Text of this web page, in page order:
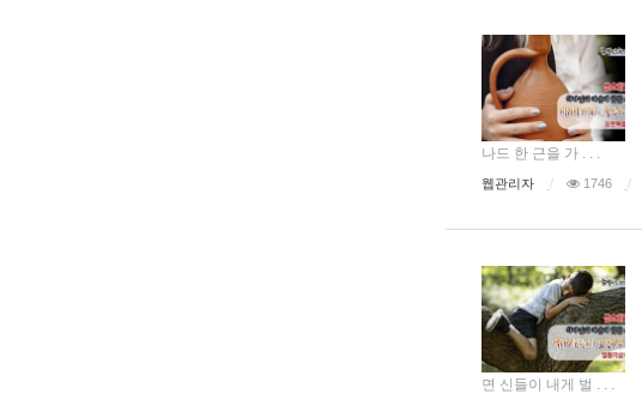
나드 한 근을 가 . . .
웹관리자 1746
면 신들이 내게 벌 . . .